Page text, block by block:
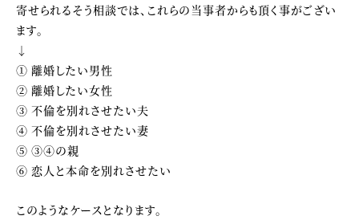
寄せられるそう相談では、これらの当事者からも頂く事がござい
ます。
↓
① 離婚したい男性
② 離婚したい女性
③ 不倫を別れさせたい夫
④ 不倫を別れさせたい妻
⑤ ③④の親
⑥ 恋人と本命を別れさせたい
このようなケースとなります。